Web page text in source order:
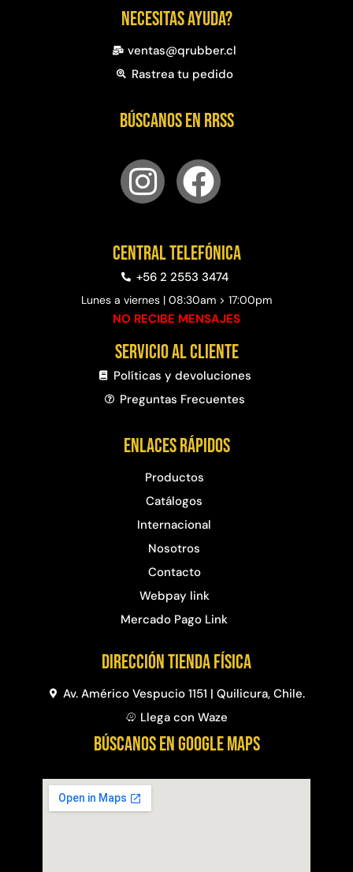
Necesitas ayuda?
ventas@qrubber.cl
Rastrea tu pedido
Búscanos en RRSS
Central telefónica
+56 2 2553 3474
Lunes a viernes | 08:30am > 17:00pm
NO RECIBE MENSAJES
Servicio al cliente
Políticas y devoluciones
Preguntas Frecuentes​
Enlaces rápidos
Productos
Catálogos
Internacional
Nosotros
Contacto
Webpay link
Mercado Pago Link
Dirección Tienda física
Av. Américo Vespucio 1151 | Quilicura, Chile.
Llega con Waze
BÚSCANOS EN GOOGLE MAPS